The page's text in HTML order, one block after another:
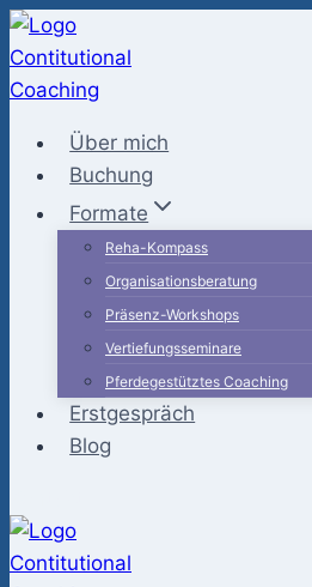
Zum
Inhalt
springen
Über mich
Buchung
Formate
Reha-Kompass
Organisationsberatung
Präsenz-Workshops
Vertiefungsseminare
Pferdegestütztes Coaching
Erstgespräch
Blog